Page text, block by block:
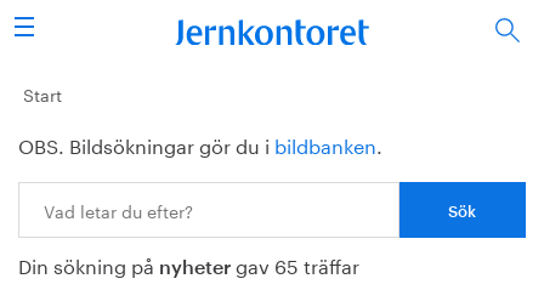
Sök
Stålindustrin
Vision 2050
Forskning/utbildning
Energi/miljö
Start
OBS. Bildsökningar gör du i bildbanken.
Din sökning på nyheter gav 65 träffar